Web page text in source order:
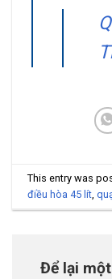
This entry was
điều hòa 45 lít ,
Để lại